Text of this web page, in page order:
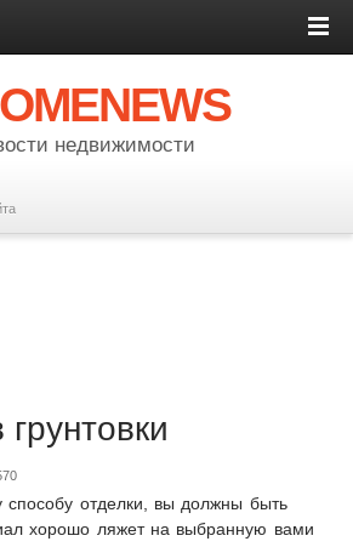
недвижимости
способу отделки, вы должны быть
хорошо ляжет на выбранную вами